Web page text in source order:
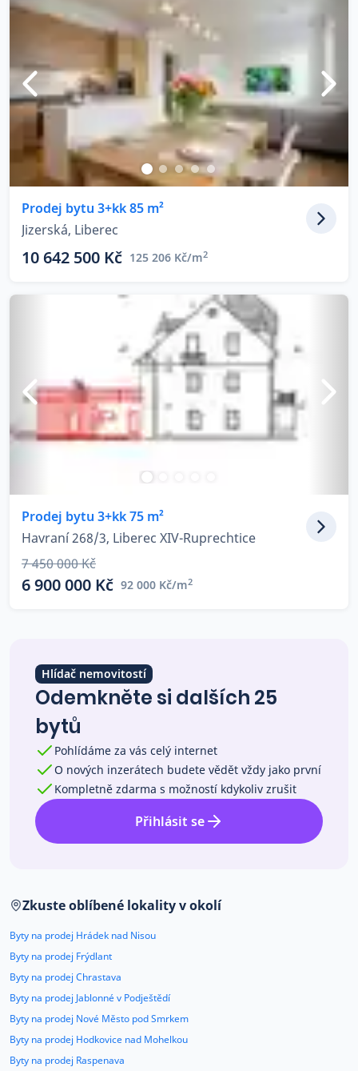
Prodej bytu 3+kk 85 m²
Jizerská, Liberec
10 642 500 Kč 125 206 Kč/m2
Prodej bytu 3+kk 75 m²
Havraní 268/3, Liberec XIV-Ruprechtice
7 450 000 Kč
6 900 000 Kč 92 000 Kč/m2
Hlídač nemovitostí
Odemkněte si dalších 25
bytů
Pohlídáme za vás celý internet
O nových inzerátech budete vědět vždy jako první
Kompletně zdarma s možností kdykoliv zrušit
Přihlásit se
Zkuste oblíbené lokality v okolí
Byty na prodej Hrádek nad Nisou
Byty na prodej Frýdlant
Byty na prodej Chrastava
Byty na prodej Jablonné v Podještědí
Byty na prodej Nové Město pod Smrkem
Byty na prodej Hodkovice nad Mohelkou
Byty na prodej Raspenava